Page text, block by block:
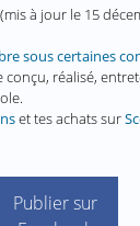
(mis à jour le 15
sous certaines
conçu, réalisé,
et tes achats sur
Publier sur